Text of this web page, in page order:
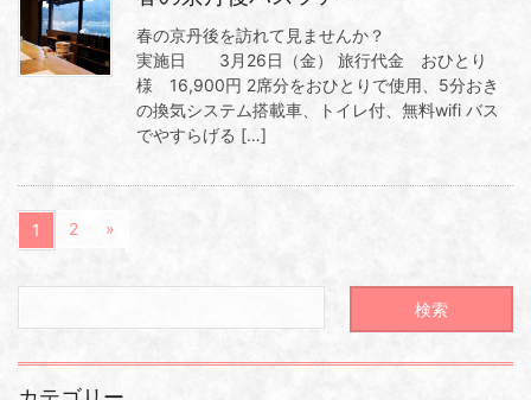
春の京丹後を訪れて見ませんか？
実施日 3月26日（金） 旅行代金 おひとり
様 16,900円 2席分をおひとりで使用、5分おき
の換気システム搭載車、トイレ付、無料wifi バス
でやすらげる […]
1 2 »